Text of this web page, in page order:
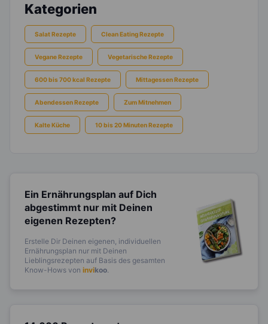
Kategorien
Salat Rezepte Clean Eating Rezepte
Vegane Rezepte Vegetarische Rezepte
600 bis 700 kcal Rezepte Mittagessen Rezepte
Abendessen Rezepte Zum Mitnehmen
Kalte Küche 10 bis 20 Minuten Rezepte
Ein Ernährungsplan auf Dich
abgestimmt nur mit Deinen
eigenen Rezepten?
Erstelle Dir Deinen eigenen, individuellen
Ernährungsplan nur mit Deinen
Lieblingsrezepten auf Basis des gesamten
Know-Hows von invikoo